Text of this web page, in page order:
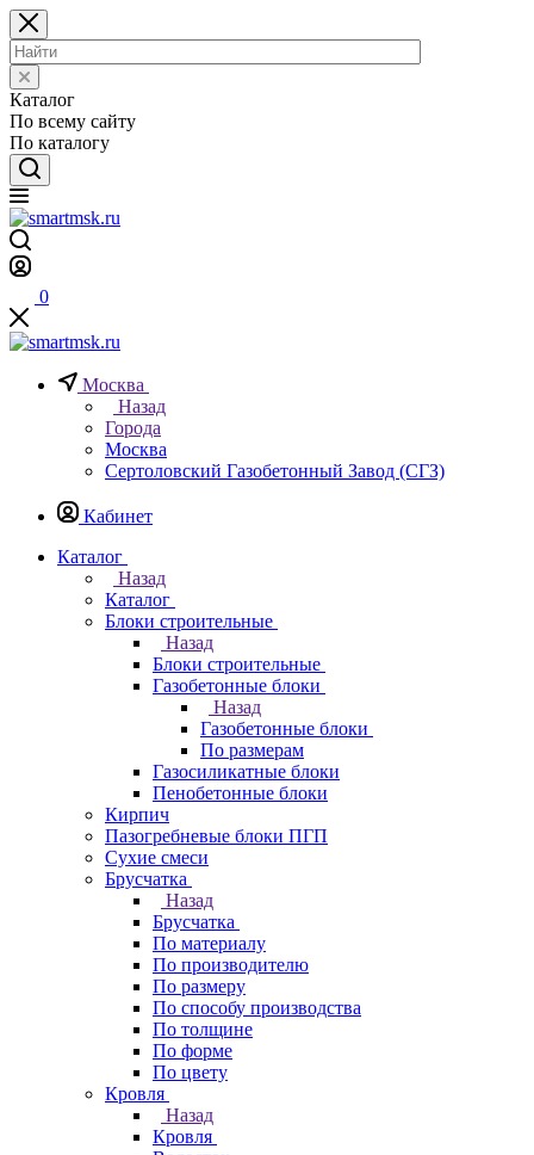
Каталог
По всему сайту
По каталогу
0
Москва
Назад
Города
Москва
Сертоловский Газобетонный Завод (СГЗ)
Кабинет
Каталог
Назад
Каталог
Блоки строительные
Назад
Блоки строительные
Газобетонные блоки
Назад
Газобетонные блоки
По размерам
Газосиликатные блоки
Пенобетонные блоки
Кирпич
Пазогребневые блоки ПГП
Сухие смеси
Брусчатка
Назад
Брусчатка
По материалу
По производителю
По размеру
По способу производства
По толщине
По форме
По цвету
Кровля
Назад
Кровля